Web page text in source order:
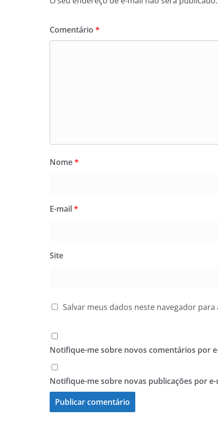
Comentário *
Nome*
E-mail*
Site
Salvar meus dados neste navegador
Notifique-me sobre novos comentários por
Notifique-me sobre novas publicações por